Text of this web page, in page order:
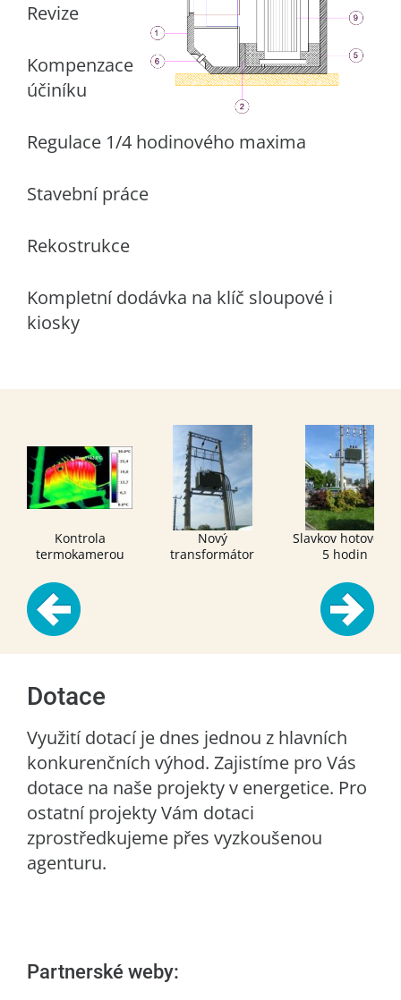
Revize
Kompenzace
účiníku
Regulace 1/4 hodinového maxima
Stavební práce
Rekostrukce
Kompletní dodávka na klíč sloupové i
kiosky
Kontrola
termokamerou
Nový
transformátor
Slavkov hotovo za
5 hodin
Dotace
Využití dotací je dnes jednou z hlavních
konkurenčních výhod. Zajistíme pro Vás
dotace na naše projekty v energetice. Pro
ostatní projekty Vám dotaci
zprostředkujeme přes vyzkoušenou
agenturu.
Partnerské weby: